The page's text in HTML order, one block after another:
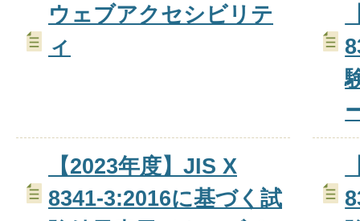
ウェブアクセシビリテ
ィ
【2023年度】JIS X
8341-3:2016に基づく試